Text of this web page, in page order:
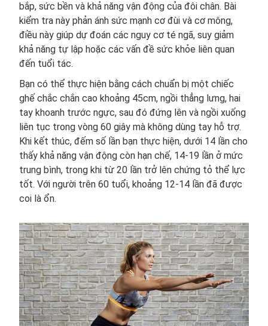
bắp, sức bền và khả năng vận động của đôi chân. Bài
kiểm tra này phản ánh sức mạnh cơ đùi và cơ mông,
điều này giúp dự đoán các nguy cơ té ngã, suy giảm
khả năng tự lập hoặc các vấn đề sức khỏe liên quan
đến tuổi tác.
Bạn có thể thực hiện bằng cách chuẩn bị một chiếc
ghế chắc chắn cao khoảng 45cm, ngồi thẳng lưng, hai
tay khoanh trước ngực, sau đó đứng lên và ngồi xuống
liên tục trong vòng 60 giây mà không dùng tay hỗ trợ.
Khi kết thúc, đếm số lần bạn thực hiện, dưới 14 lần cho
thấy khả năng vận động còn hạn chế, 14-19 lần ở mức
trung bình, trong khi từ 20 lần trở lên chứng tỏ thể lực
tốt. Với người trên 60 tuổi, khoảng 12-14 lần đã được
coi là ổn.